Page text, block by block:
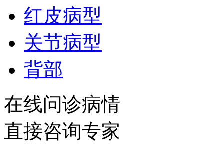
红皮病型
关节病型
背部
在线问诊病情
直接咨询专家